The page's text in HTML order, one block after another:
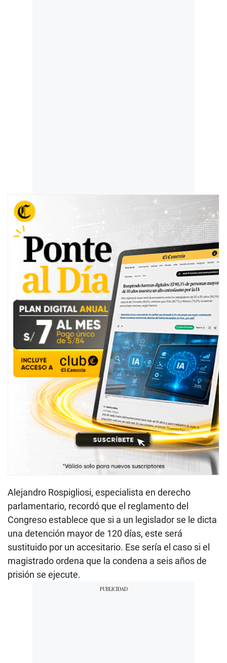
Alejandro Rospigliosi, especialista en derecho
parlamentario, recordó que el reglamento del
Congreso establece que si a un legislador se le dicta
una detención mayor de 120 días, este será
sustituido por un accesitario. Ese sería el caso si el
magistrado ordena que la condena a seis años de
prisión se ejecute.